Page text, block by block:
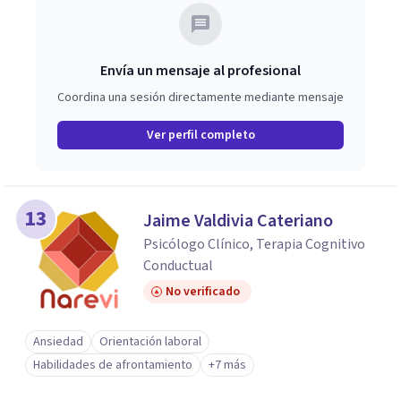
Envía un mensaje al profesional
Coordina una sesión directamente mediante mensaje
Ver perfil completo
13 Jaime Valdivia Cateriano
Psicólogo Clínico, Terapia Cognitivo
Conductual
No verificado
Ansiedad
Orientación laboral
Habilidades de afrontamiento
+7 más